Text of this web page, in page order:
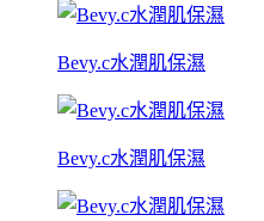
Bevy.c水潤肌保濕
Bevy.c水潤肌保濕